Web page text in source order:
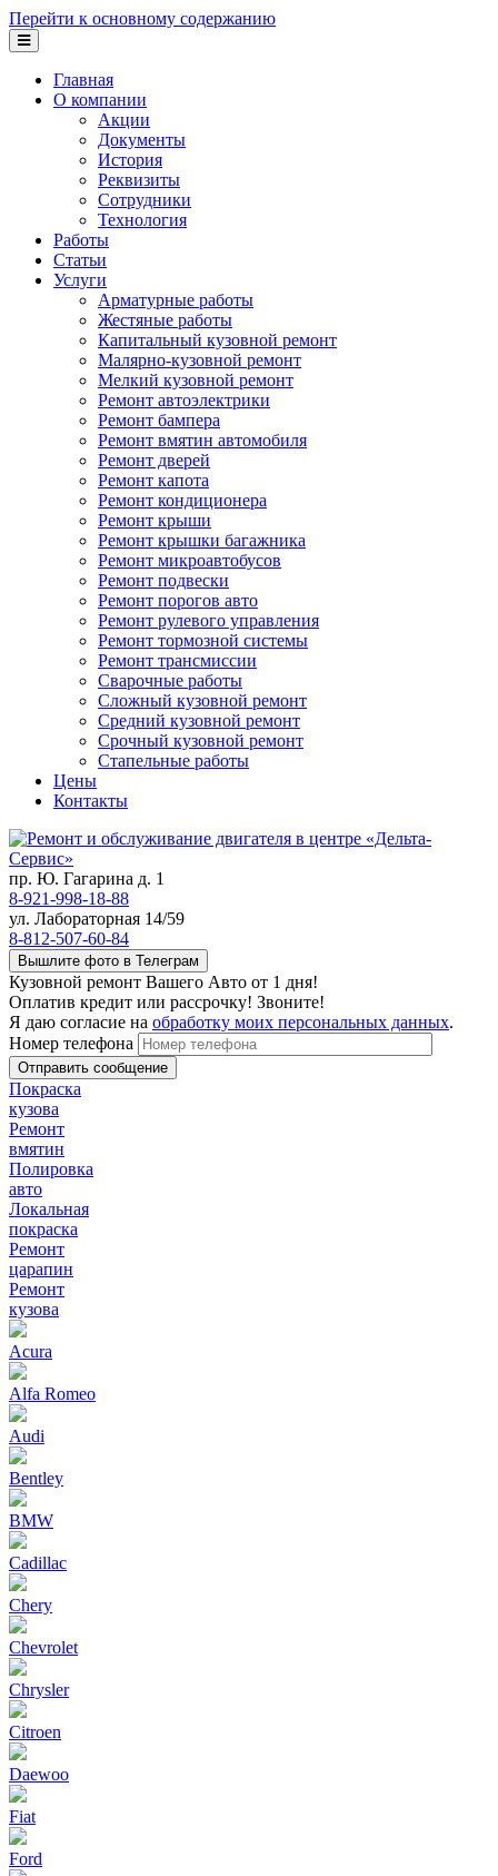
Перейти к основному содержанию
Главная
О компании
Акции
Документы
История
Реквизиты
Сотрудники
Технология
Работы
Статьи
Услуги
Арматурные работы
Жестяные работы
Капитальный кузовной ремонт
Малярно-кузовной ремонт
Мелкий кузовной ремонт
Ремонт автоэлектрики
Ремонт бампера
Ремонт вмятин автомобиля
Ремонт дверей
Ремонт капота
Ремонт кондиционера
Ремонт крыши
Ремонт крышки багажника
Ремонт микроавтобусов
Ремонт подвески
Ремонт порогов авто
Ремонт рулевого управления
Ремонт тормозной системы
Ремонт трансмиссии
Сварочные работы
Сложный кузовной ремонт
Средний кузовной ремонт
Срочный кузовной ремонт
Стапельные работы
Цены
Контакты
пр. Ю. Гагарина д. 1
8-921-998-18-88
ул. Лабораторная 14/59
8-812-507-60-84
Вышлите фото в Телеграм
Кузовной ремонт Вашего Авто от 1 дня!
Оплатив кредит или рассрочку! Звоните!
Я даю согласие на обработку моих персональных данных.
Номер телефона
Покраска
кузова
Ремонт
вмятин
Полировка
авто
Локальная
покраска
Ремонт
царапин
Ремонт
кузова
Acura
Alfa Romeo
Audi
Bentley
BMW
Cadillac
Chery
Chevrolet
Chrysler
Citroen
Daewoo
Fiat
Ford